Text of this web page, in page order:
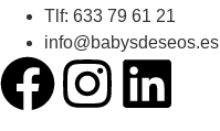
Tlf: 633 79 61 21
info@babysdeseos.es